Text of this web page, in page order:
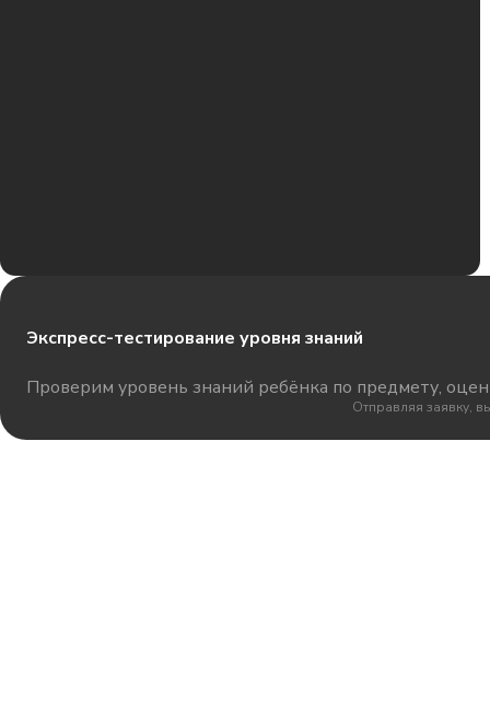
Экспресс-тестирование уровня знаний
Проверим уровень знаний ребёнка по предмету,
Отправляя заявку,